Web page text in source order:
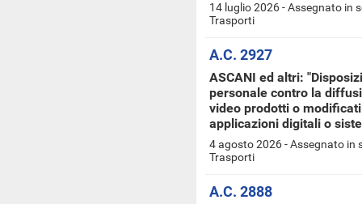
14 luglio 2026 - Assegnato in
Trasporti
A.C. 2927
ASCANI ed altri:
personale contro la
video prodotti o
applicazioni digitali o
4 agosto 2026 - Assegnato in
Trasporti
A.C. 2888